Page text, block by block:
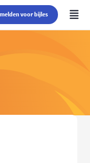
voor bijles